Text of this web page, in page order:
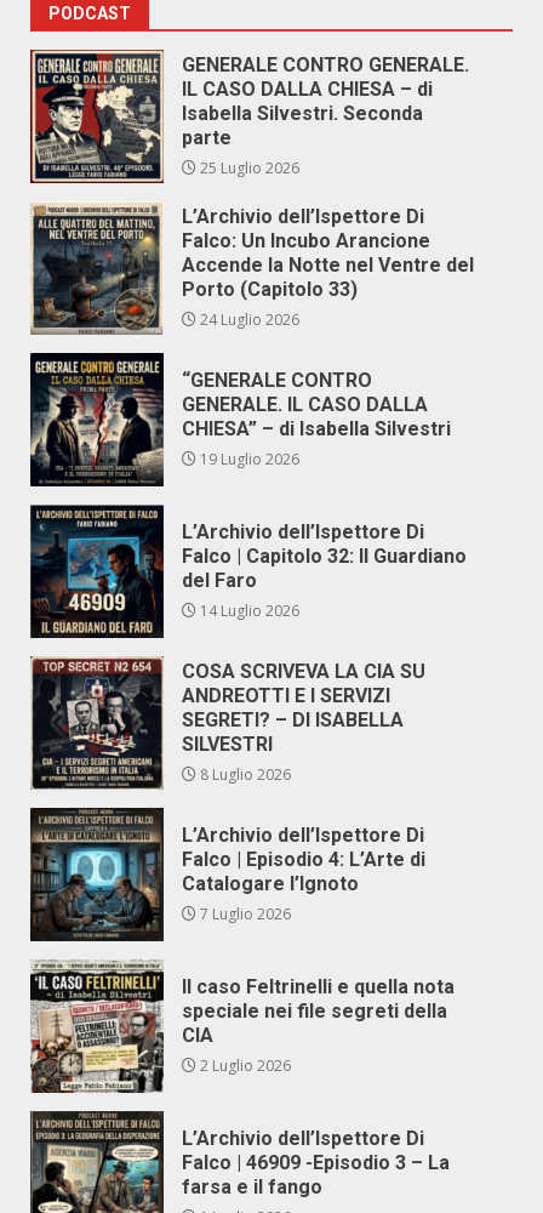
PODCAST
GENERALE CONTRO GENERALE.
IL CASO DALLA CHIESA – di
Isabella Silvestri. Seconda
parte
25 Luglio 2026
L’Archivio dell’Ispettore Di
Falco: Un Incubo Arancione
Accende la Notte nel Ventre del
Porto (Capitolo 33)
24 Luglio 2026
“GENERALE CONTRO
GENERALE. IL CASO DALLA
CHIESA” – di Isabella Silvestri
19 Luglio 2026
L’Archivio dell’Ispettore Di
Falco | Capitolo 32: Il Guardiano
del Faro
14 Luglio 2026
COSA SCRIVEVA LA CIA SU
ANDREOTTI E I SERVIZI
SEGRETI? – DI ISABELLA
SILVESTRI
8 Luglio 2026
L’Archivio dell’Ispettore Di
Falco | Episodio 4: L’Arte di
Catalogare l’Ignoto
7 Luglio 2026
Il caso Feltrinelli e quella nota
speciale nei file segreti della
CIA
2 Luglio 2026
L’Archivio dell’Ispettore Di
Falco | 46909 -Episodio 3 – La
farsa e il fango